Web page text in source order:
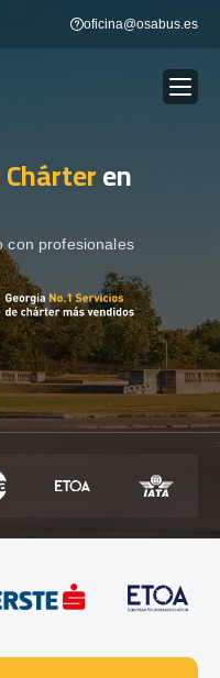
oficina@osabus.es
Show dropdown
Show dropdown
en
con profesionales